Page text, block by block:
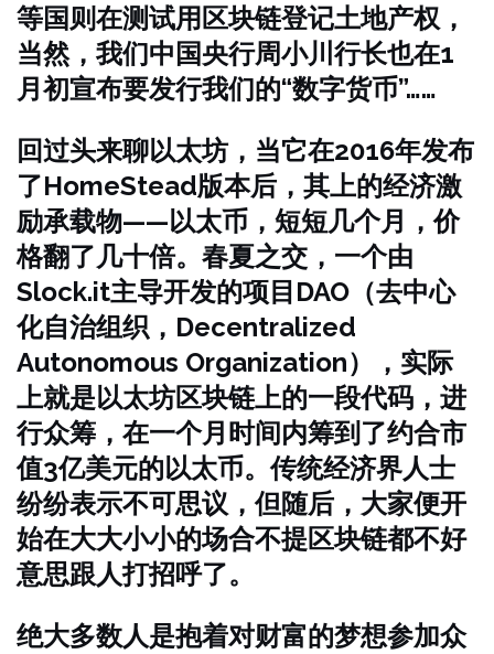
等国则在测试用区块链登记土地产权，
当然，我们中国央行周小川行长也在1
月初宣布要发行我们的“数字货币”……
回过头来聊以太坊，当它在2016年发布
了HomeStead版本后，其上的经济激
励承载物——以太币，短短几个月，价
格翻了几十倍。春夏之交，一个由
Slock.it主导开发的项目DAO（去中心
化自治组织，Decentralized
Autonomous Organization），实际
上就是以太坊区块链上的一段代码，进
行众筹，在一个月时间内筹到了约合市
值3亿美元的以太币。传统经济界人士
纷纷表示不可思议，但随后，大家便开
始在大大小小的场合不提区块链都不好
意思跟人打招呼了。
绝大多数人是抱着对财富的梦想参加众